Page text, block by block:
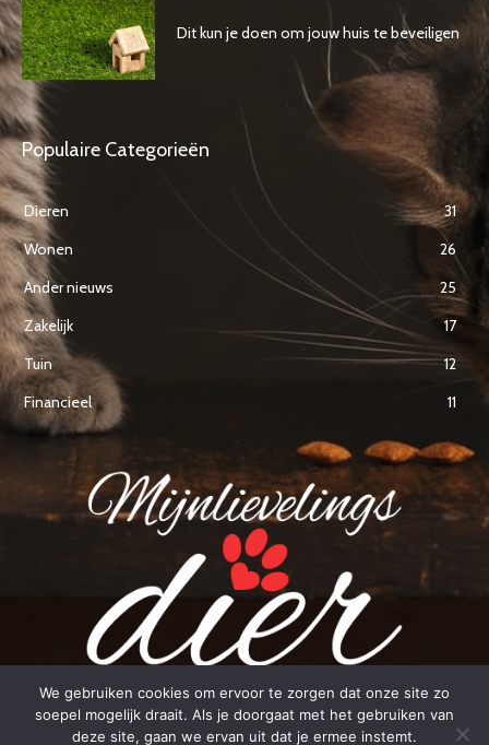
Dit kun je doen om jouw huis te beveiligen
Populaire Categorieën
Dieren
31
Wonen
26
Ander nieuws
25
Zakelijk
17
Tuin
12
Financieel
11
Alles over je favoriete dieren en meer...
We gebruiken cookies om ervoor te zorgen dat onze site zo
soepel mogelijk draait. Als je doorgaat met het gebruiken van
deze site, gaan we ervan uit dat je ermee instemt.